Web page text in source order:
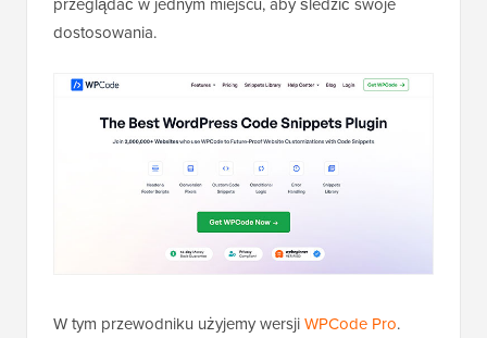
dostosowania.
W tym przewodniku użyjemy wersjiWPCode Pro.